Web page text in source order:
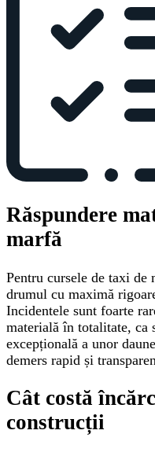
Răspundere
marfă
Pentru cursele de taxi de
drumul cu maximă
Incidentele sunt foarte
materială în totalitate, ca
excepțională a unor
demers rapid și
Cât costă
construcții